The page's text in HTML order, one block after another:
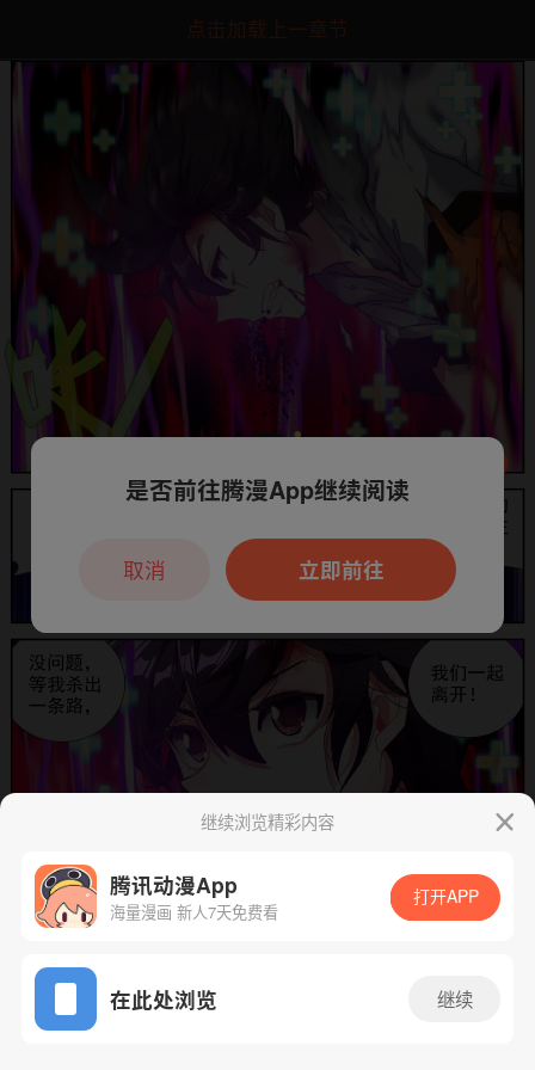
点击加载上一章节
App免费看
下一话
继续浏览精彩内容
腾讯动漫App
海量漫画 新人7天免费看
打开APP
在此处浏览 继续
本章节仅支持App阅读，可打开App新用
户7天免费看
是否前往腾漫App继续阅读
立即前往
取消